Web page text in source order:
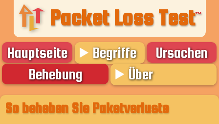
Packet Loss Test™
Hauptseite Begriffe
Ursachen
Behebung
Über
So beheben Sie Paketverluste